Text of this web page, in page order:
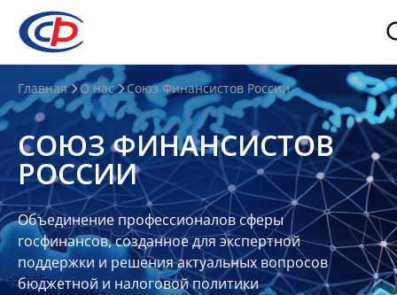
О
нас
О
СФР
Совет
Союза
Участники
Планы
Главная О нас Союз Финансистов России
СОЮЗ ФИНАНСИСТОВ
РОССИИ
Объединение профессионалов сферы
госфинансов, созданное для экспертной
поддержки и решения актуальных вопросов
бюджетной и налоговой политики